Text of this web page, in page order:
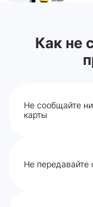
Как не
Не сообщайте
карты
Не передавайте